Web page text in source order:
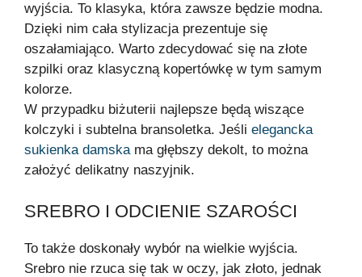
wyjścia. To klasyka, która zawsze będzie modna.
Dzięki nim cała stylizacja prezentuje się
oszałamiająco. Warto zdecydować się na złote
szpilki oraz klasyczną kopertówkę w tym samym
kolorze.
W przypadku biżuterii najlepsze będą wiszące
kolczyki i subtelna bransoletka. Jeśli elegancka
sukienka damskama głębszy dekolt, to można
założyć delikatny naszyjnik.
SREBRO I ODCIENIE SZAROŚCI
To także doskonały wybór na wielkie wyjścia.
Srebro nie rzuca się tak w oczy, jak złoto, jednak